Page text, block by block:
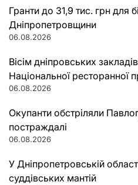
Гранти до 31,9 тис. грн для
Дніпропетровщини
06.08.2026
Вісім дніпровських
Національної ресторанної
06.08.2026
Окупанти обстріляли
постраждалі
06.08.2026
У Дніпропетровській
суддівських мантій